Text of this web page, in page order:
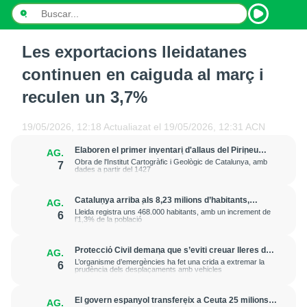
PROGRAMES
CONTACTE
Les exportacions lleidatanes
continuen en caiguda al març i
reculen un 3,7%
19/05/2026, 12:18 Actualiazat el 19/05/2026, 12:31 ACN
AG.
7
Elaboren el primer inventari d'allaus del Pirineu
amb la documentació de més de 20.000 fenòmens
Obra de l'Institut Cartogràfic i Geològic de Catalunya, amb
dades a partir del 1427
AG.
6
Catalunya arriba als 8,23 milions d’habitants,
gairebé un 1% més que fa un any
Lleida registra uns 468.000 habitants, amb un increment de
l’1,3% de la població
AG.
6
Protecció Civil demana que s’eviti creuar lleres de
rius davant la previsió de fortes pluges d’aquest
dijous a la tarda
L’organisme d’emergències ha fet una crida a extremar la
prudència dels desplaçaments amb vehicles
AG.
El govern espanyol transfereix a Ceuta 25 milions